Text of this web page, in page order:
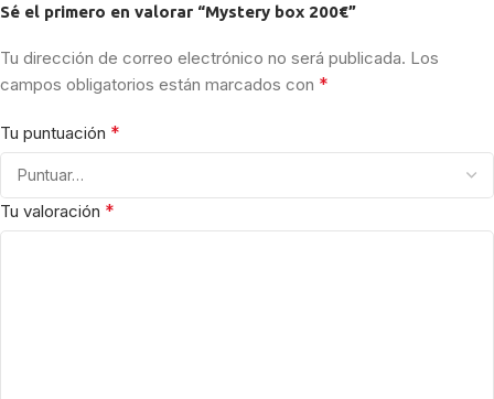
Sé el primero en valorar “Mystery box 200€”
Tu dirección de correo electrónico no será publicada. Los
campos obligatorios están marcados con *
Tu puntuación *
Tu valoración *